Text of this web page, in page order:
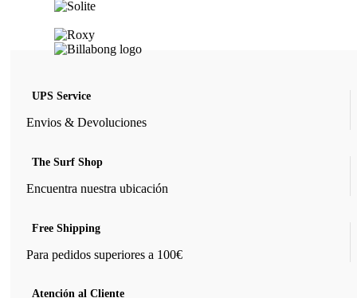
UPS Service
Envios & Devoluciones
The Surf Shop
Encuentra nuestra ubicación
Free Shipping
Para pedidos superiores a 100€
Atención al Cliente